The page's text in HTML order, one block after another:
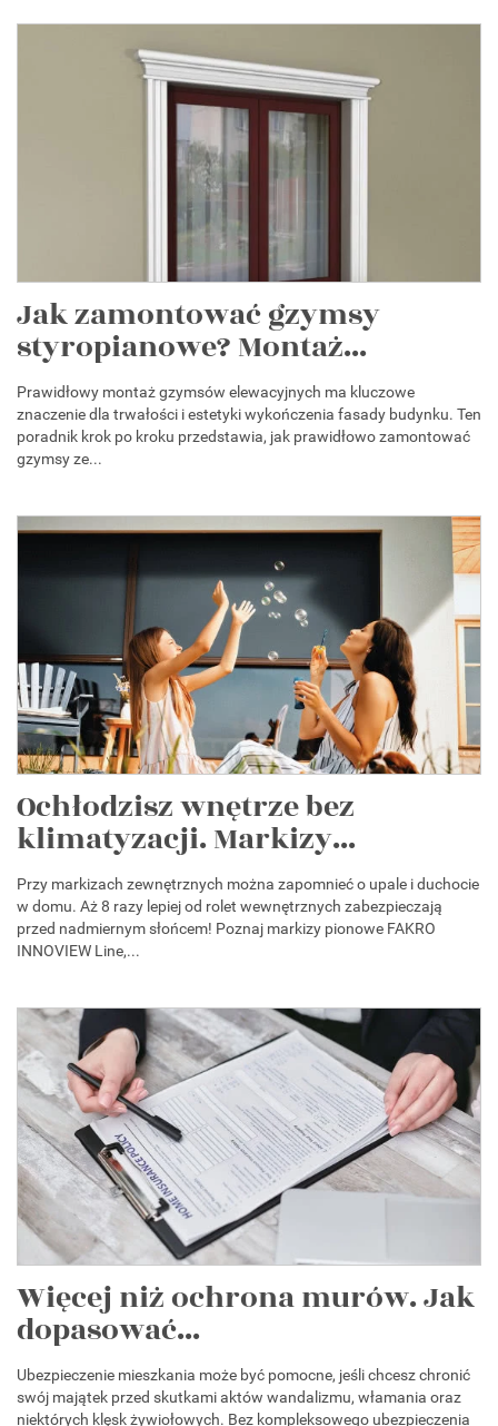
Jak zamontować gzymsy
styropianowe? Montaż...
Prawidłowy montaż gzymsów elewacyjnych ma kluczowe
znaczenie dla trwałości i estetyki wykończenia fasady budynku. Ten
poradnik krok po kroku przedstawia, jak prawidłowo zamontować
gzymsy ze...
Ochłodzisz wnętrze bez
klimatyzacji. Markizy...
Przy markizach zewnętrznych można zapomnieć o upale i duchocie
w domu. Aż 8 razy lepiej od rolet wewnętrznych zabezpieczają
przed nadmiernym słońcem! Poznaj markizy pionowe FAKRO
INNOVIEW Line,...
Więcej niż ochrona murów. Jak
dopasować...
Ubezpieczenie mieszkania może być pomocne, jeśli chcesz chronić
swój majątek przed skutkami aktów wandalizmu, włamania oraz
niektórych klęsk żywiołowych. Bez kompleksowego ubezpieczenia